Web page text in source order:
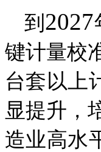
到 2027
键计量校
台套以上
显提升 ，
造业高水